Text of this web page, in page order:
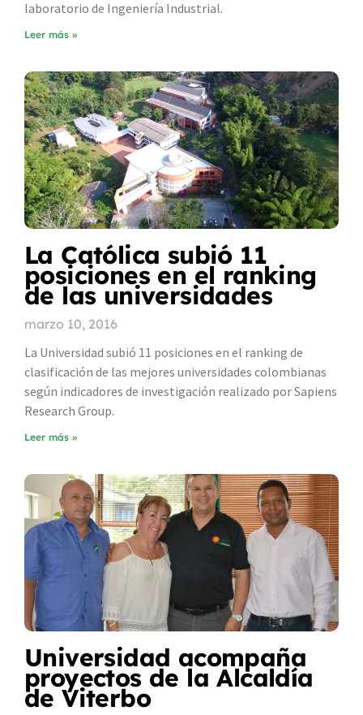
laboratorio de Ingeniería Industrial.
Leer más »
La Católica subió 11
posiciones en el ranking
de las universidades
marzo 10, 2016
La Universidad subió 11 posiciones en el ranking de
clasificación de las mejores universidades colombianas
según indicadores de investigación realizado por Sapiens
Research Group.
Leer más »
Universidad acompaña
proyectos de la Alcaldía
de Viterbo